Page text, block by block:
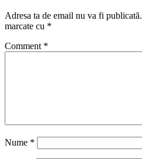
Adresa ta de email nu va fi publicată.
marcate cu *
Comment *
Nume *